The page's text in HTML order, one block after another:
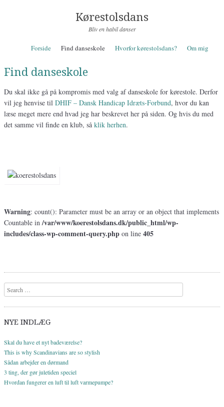
Kørestolsdans
Bliv en habil danser
Menu
Skip to content
Forside Find danseskole Hvorfor kørestolsdans? Om mig
Find danseskole
Du skal ikke gå på kompromis med valg af danseskole for kørestole. Derfor
vil jeg henvise til DHIF – Dansk Handicap Idræts-Forbund, hvor du kan
læse meget mere end hvad jeg har beskrevet her på siden. Og hvis du med
det samme vil finde en klub, så klik herhen.
Warning: count(): Parameter must be an array or an object that implements
Countable in /var/www/koerestolsdans.dk/public_html/wp-
includes/class-wp-comment-query.php on line 405
Search
NYE INDLÆG
Skal du have et nyt badeværelse?
This is why Scandinavians are so stylish
Sådan arbejder en dørmand
3 ting, der gør juletiden speciel
Hvordan fungerer en luft til luft varmepumpe?